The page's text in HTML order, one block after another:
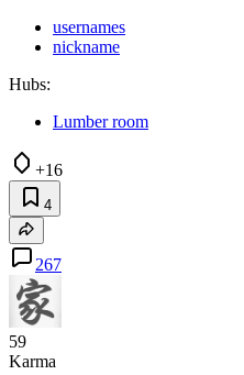
usernames
nickname
Hubs:
Lumber room
+16
4
267
59
Karma